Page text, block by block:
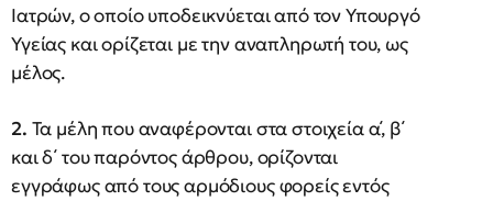
Ιατρών, ο οποίο υποδεικνύεται από τον Υπουργό
Υγείας και ορίζεται με την αναπληρωτή του, ως
μέλος.
2. Τα μέλη που αναφέρονται στα στοιχεία α΄, β΄
και δ΄ του παρόντος άρθρου, ορίζονται
εγγράφως από τους αρμόδιους φορείς εντός